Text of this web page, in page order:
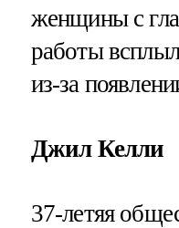
женщины с
работы
из-за
Джил Келли
37-летяя